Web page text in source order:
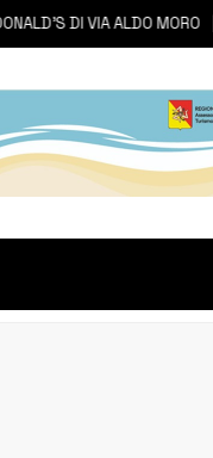
DI VIA ALDO MORO